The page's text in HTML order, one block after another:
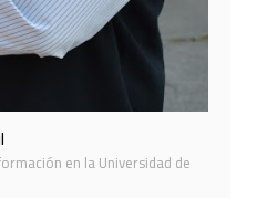
en la Universidad de